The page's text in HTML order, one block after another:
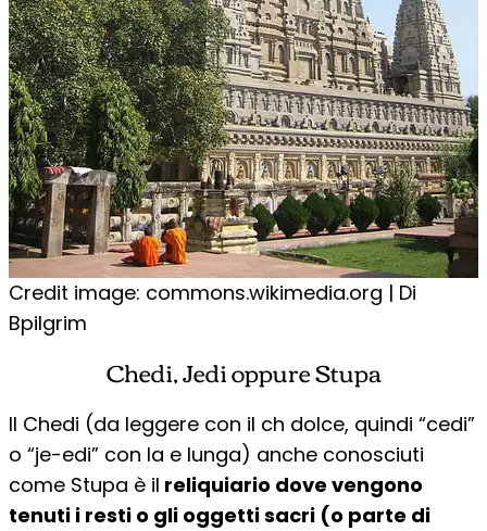
Credit image: commons.wikimedia.org | Di
Bpilgrim
Chedi, Jedi oppure Stupa
Il Chedi (da leggere con il ch dolce, quindi “cedi”
o “je-edi” con la e lunga) anche conosciuti
come Stupa è il reliquiario dove vengono
tenuti i resti o gli oggetti sacri (o parte di